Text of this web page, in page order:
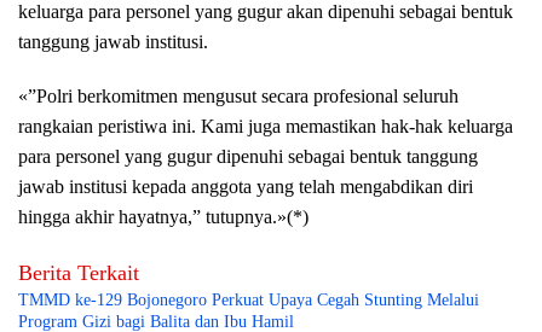
keluarga para personel yang gugur akan dipenuhi sebagai bentuk
tanggung jawab institusi.
«”Polri berkomitmen mengusut secara profesional seluruh
rangkaian peristiwa ini. Kami juga memastikan hak-hak keluarga
para personel yang gugur dipenuhi sebagai bentuk tanggung
jawab institusi kepada anggota yang telah mengabdikan diri
hingga akhir hayatnya,” tutupnya.»(*)
Berita Terkait
TMMD ke-129 Bojonegoro Perkuat Upaya Cegah Stunting Melalui
Program Gizi bagi Balita dan Ibu Hamil